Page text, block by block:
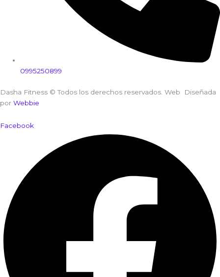
0995250899
Dasha Fitness © Todos los derechos reservados. Web Diseñada
por Webbie
Facebook